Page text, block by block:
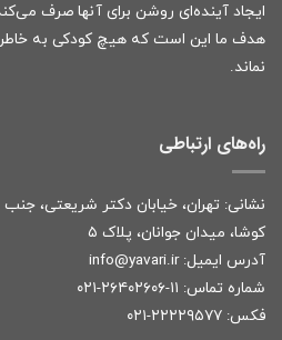
ایجاد آینده‌ای روشن برای آنها صرف
هدف ما این است که هیچ کودکی به خاطر
نماند.
راه‌های ارتباطی
کوشا، میدان جوانان، پلاک ۵
آدرس ایمیل: info@yavari.ir
شماره تماس: ۱۱-۲۶۴۰۲۶۰۶-۰۲۱
فکس: ۲۲۲۲۹۵۷۷-۰۲۱